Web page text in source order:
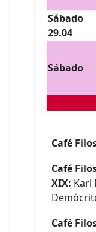
Sábado
29.04
Sábado
Café
Café
XIX: Karl
Café